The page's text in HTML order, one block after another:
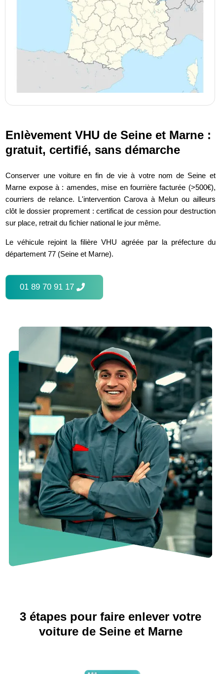
Enlèvement VHU de Seine et Marne :
gratuit, certifié, sans démarche
Conserver une voiture en fin de vie à votre nom de Seine et
Marne expose à : amendes, mise en fourrière facturée (>500€),
courriers de relance. L'intervention Carova à Melun ou ailleurs
clôt le dossier proprement : certificat de cession pour destruction
sur place, retrait du fichier national le jour même.
Le véhicule rejoint la filière VHU agréée par la préfecture du
département 77 (Seine et Marne).
01 89 70 91 17
3 étapes pour faire enlever votre
voiture de Seine et Marne